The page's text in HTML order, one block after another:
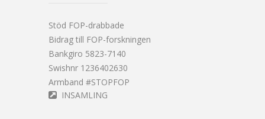
Stöd FOP-drabbade
Bidrag till FOP-forskningen
Bankgiro 5823-7140
Swishnr 1236402630
Armband #STOPFOP
INSAMLING